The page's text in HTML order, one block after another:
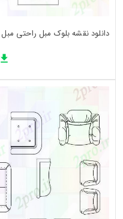
دانلود نقشه بلوک مبل راحتی مبل